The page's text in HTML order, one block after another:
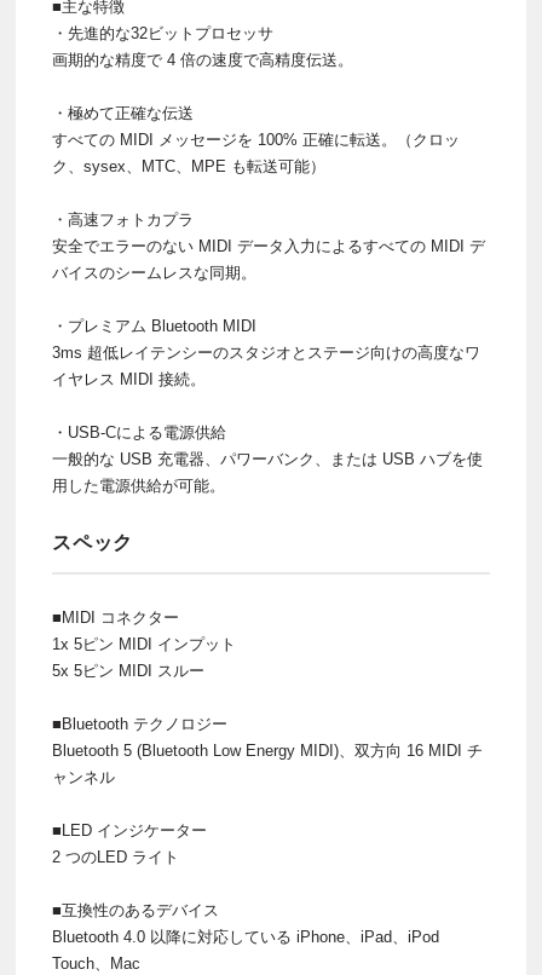
■主な特徴
・先進的な32ビットプロセッサ
画期的な精度で 4 倍の速度で高精度伝送。
・極めて正確な伝送
すべての MIDI メッセージを 100% 正確に転送。（クロッ
ク、sysex、MTC、MPE も転送可能）
・高速フォトカプラ
安全でエラーのない MIDI データ入力によるすべての MIDI デ
バイスのシームレスな同期。
・プレミアム Bluetooth MIDI
3ms 超低レイテンシーのスタジオとステージ向けの高度なワ
イヤレス MIDI 接続。
・USB-Cによる電源供給
一般的な USB 充電器、パワーバンク、または USB ハブを使
用した電源供給が可能。
スペック
■MIDI コネクター
1x 5ピン MIDI インプット
5x 5ピン MIDI スルー
■Bluetooth テクノロジー
Bluetooth 5 (Bluetooth Low Energy MIDI)、双方向 16 MIDI チ
ャンネル
■LED インジケーター
2 つのLED ライト
■互換性のあるデバイス
Bluetooth 4.0 以降に対応している iPhone、iPad、iPod
Touch、Mac